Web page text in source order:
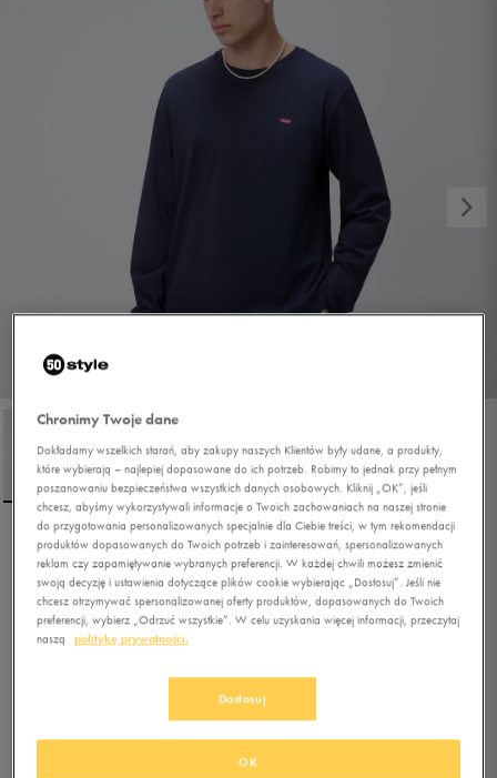
LEVI'S T-SHIRT LS
ORIGINAL HM
5.0( 3)
99,99 złz Vat
KLUBIE 50 STYLE
Chronimy Twoje dane
Dokładamy wszelkich starań, aby zakupy naszych Klientów były udane, a produkty,
które wybierają – najlepiej dopasowane do ich potrzeb. Robimy to jednak przy pełnym
poszanowaniu bezpieczeństwa wszystkich danych osobowych. Kliknij „OK”, jeśli
chcesz, abyśmy wykorzystywali informacje o Twoich zachowaniach na naszej stronie
do przygotowania personalizowanych specjalnie dla Ciebie treści, w tym rekomendacji
produktów dopasowanych do Twoich potrzeb i zainteresowań, spersonalizowanych
reklam czy zapamiętywanie wybranych preferencji. W każdej chwili możesz zmienić
swoją decyzję i ustawienia dotyczące plików cookie wybierając „Dostosuj”. Jeśli nie
chcesz otrzymywać spersonalizowanej oferty produktów, dopasowanych do Twoich
preferencji, wybierz „Odrzuć wszystkie”. W celu uzyskania więcej informacji, przeczytaj
naszą
politykę prywatności.
Dostosuj
OK